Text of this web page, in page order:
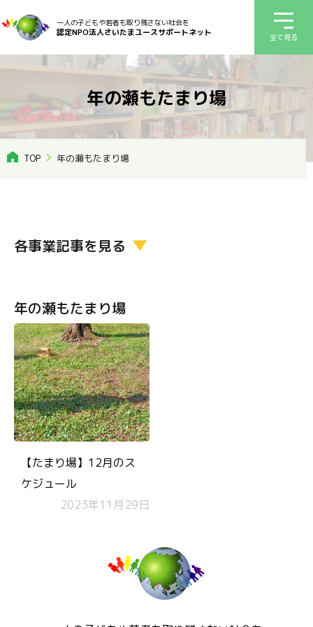
一人の子どもや若者も取り残さない社会を
認定NPO法人さいたまユースサポートネット 全て見る
年の瀬もたまり場
TOP 年の瀬もたまり場
各事業記事を見る
年の瀬もたまり場
【たまり場】12月のス
ケジュール
2023年11月29日